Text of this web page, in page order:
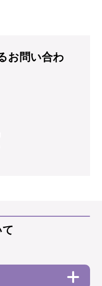
お問い合わ